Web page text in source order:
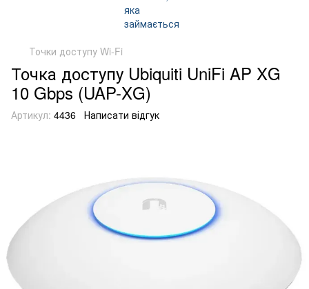
Точки доступу Wi-Fi
Точка доступу Ubiquiti UniFi AP XG
10 Gbps (UAP-XG)
Артикул: 4436 Написати відгук